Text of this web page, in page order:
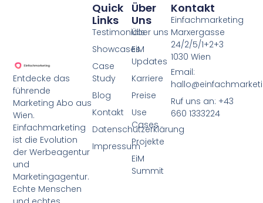
Entdecke das
führende
Marketing Abo aus
Wien.
Einfachmarketing
ist die Evolution
der Werbeagentur
und
Marketingagentur.
Echte Menschen
Über
Uns
Über uns
EiM
Updates
Karriere
Preise
Use
Cases
Projekte
EiM
Summit
Quick
Links
Testimonials
Showcases
Case
Study
Blog
Kontakt
Datenschutzerklärung
Impressum
Kontakt
Einfachmarketing
Marxergasse
24/2/5/1+2+3
1030 Wien
Email:
Ruf uns an: +43
660 1333224